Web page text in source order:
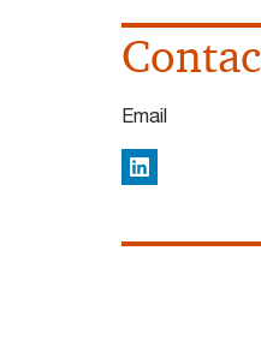
Email
LinkedIn